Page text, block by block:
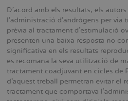
D'acord amb els resultats, els
l'administració d'andrògens per via
prèvia al tractament d'estimulació
presenten una baixa resposta no
significativa en els resultats
es recomana la seva utilització de
tractament coadjuvant en cicles de
d'aquest treball permetran evitar el
tractament que comportava